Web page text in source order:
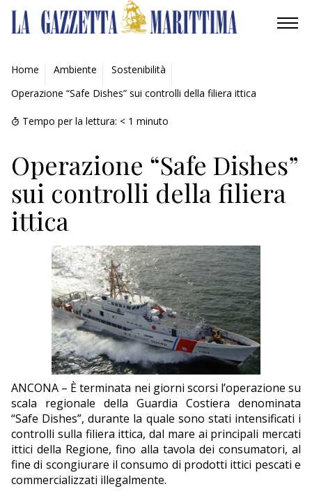
AMBIENTE
MOBILITÀ
INDUSTRIA
RICERCA
ECONOMIA
TURISMO
CULTURA
NAUTICA
EDITORIALI
Home Ambiente
Sostenibilità
Operazione “Safe Dishes” sui controlli della filiera ittica
Tempo per la lettura: < 1 minuto
Operazione “Safe Dishes”
sui controlli della filiera
ittica
ANCONA – È terminata nei giorni scorsi l’operazione su
scala regionale della Guardia Costiera denominata
“Safe Dishes”, durante la quale sono stati intensificati i
controlli sulla filiera ittica, dal mare ai principali mercati
ittici della Regione, fino alla tavola dei consumatori, al
fine di scongiurare il consumo di prodotti ittici pescati e
commercializzati illegalmente.